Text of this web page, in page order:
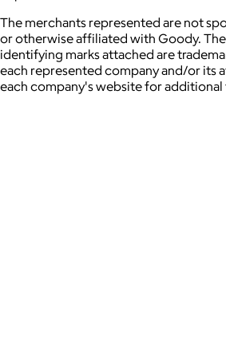
The merchants represented are not
or otherwise affiliated with Goody.
identifying marks attached are
each represented company and/or its
each company's website for